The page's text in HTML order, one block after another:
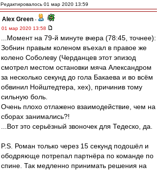
Редактировалось 01 мар 2020 13:59
Alex Green -
01 мар 2020 13:58
...Момент на 79-й минуте вчера (78:45, точнее):
Зобнин правым коленом въехал в правое же
колено Соболеву (Черданцев этот эпизод
смотрел местом остановки мяча Александром
за несколько секунд до гола Бакаева и во всём
обвинил Нойштедтера, хех), причинив тому
сильную боль.
Очень плохо отлажено взаимодействие, чем на
сборах занимались?!
...Вот это серьёзный звоночек для Тедеско, да.
P.S. Роман только через 15 секунд подошёл и
ободряюще потрепал партнёра по команде по
спине. Так медленно принимать решения на